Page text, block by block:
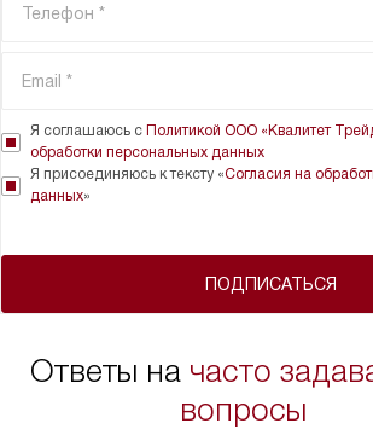
ПОДПИСАТЬСЯ
Я соглашаюсь с Политикой ООО «Квалитет
обработки персональных данных
Я присоединяюсь к тексту «Согласия на
данных»
Ответы на часто
вопросы